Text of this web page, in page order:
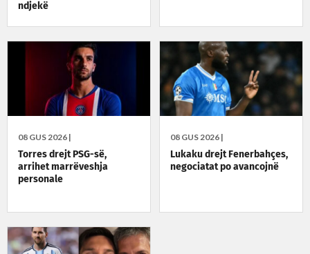
ndjekë
08 GUS 2026 |
Torres drejt PSG-së,
arrihet marrëveshja
personale
08 GUS 2026 |
Lukaku drejt Fenerbahçes,
negociatat po avancojnë